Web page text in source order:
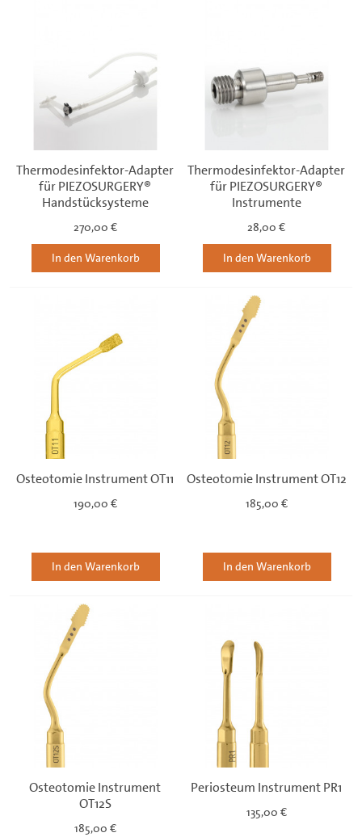
Thermodesinfektor-Adapter
für PIEZOSURGERY®
Handstücksysteme
270,00 €
In den Warenkorb
Thermodesinfektor-Adapter
für PIEZOSURGERY®
Instrumente
28,00 €
In den Warenkorb
Osteotomie Instrument OT11
190,00 €
In den Warenkorb
Osteotomie Instrument OT12
185,00 €
In den Warenkorb
Osteotomie Instrument
OT12S
185,00 €
Periosteum Instrument PR1
135,00 €